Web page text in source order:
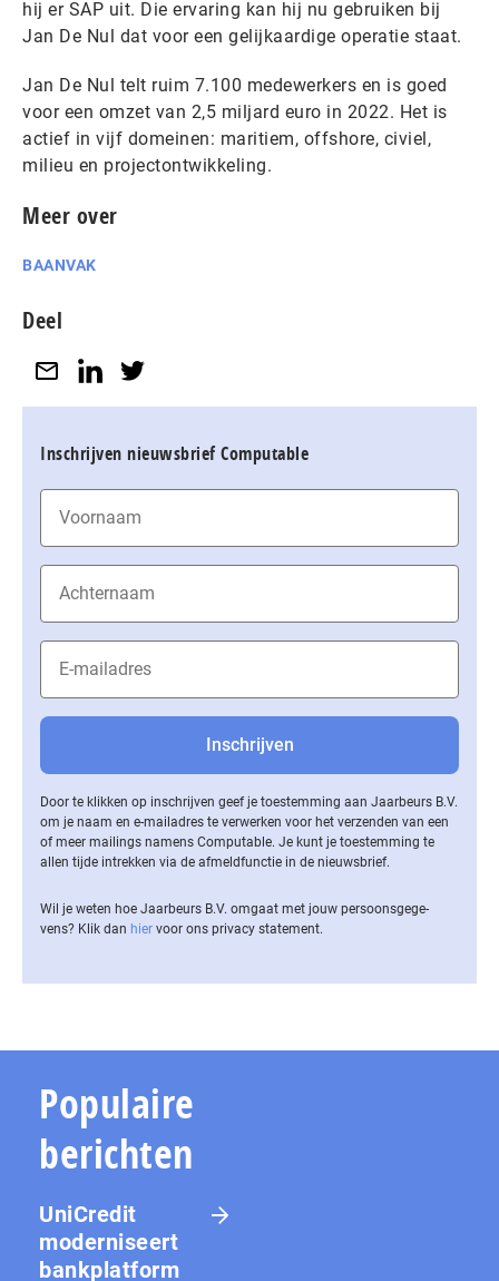
hij er SAP uit. Die ervaring kan hij nu gebruiken bij
Jan De Nul dat voor een gelijkaardige operatie staat.
Jan De Nul telt ruim 7.100 medewerkers en is goed
voor een omzet van 2,5 miljard euro in 2022. Het is
actief in vijf domeinen: maritiem, offshore, civiel,
milieu en projectontwikkeling.
Meer over
BAANVAK
Deel
Inschrijven nieuwsbrief Computable
Door te klikken op inschrijven geef je toestemming aan Jaarbeurs B.V.
om je naam en e-mailadres te verwerken voor het verzenden van een
of meer mailings namens Computable. Je kunt je toestemming te
allen tijde intrekken via de af­meld­func­tie in de nieuwsbrief.
Wil je weten hoe Jaarbeurs B.V. omgaat met jouw per­soons­ge­ge­
vens? Klik dan hier voor ons privacy statement.
Populaire
berichten
UniCredit
moderniseert
bankplatform